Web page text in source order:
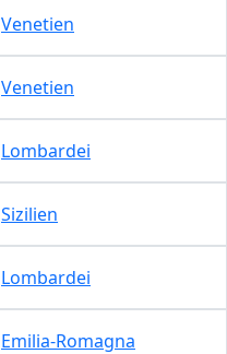
Venetien
Venetien
Lombardei
Sizilien
Lombardei
Emilia-Romagna